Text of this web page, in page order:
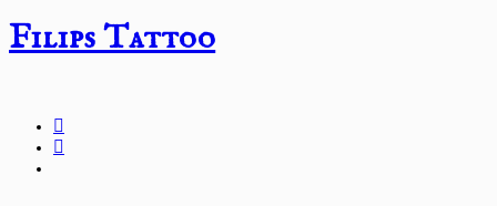
k
obsahu
Filips Tattoo